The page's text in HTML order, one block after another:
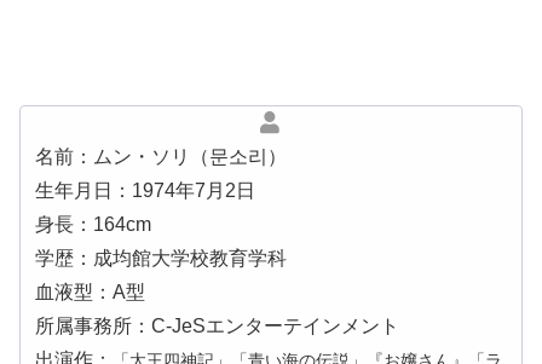
名前：ムン・ソリ（문소리）
生年月日：1974年7月2日
身長：164cm
学歴：成均館大学校教育学科
血液型：A型
所属事務所：C-JeSエンターテインメント